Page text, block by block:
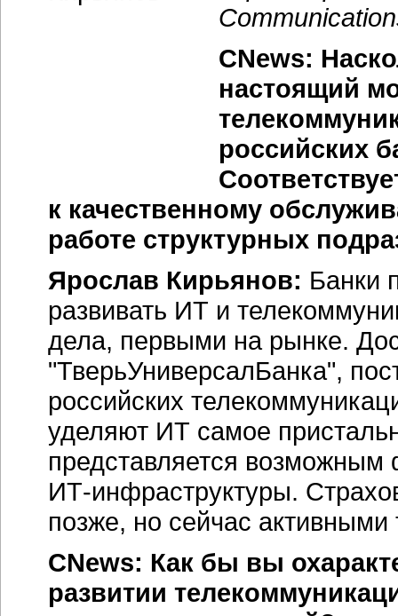
CNews:
настоящий
российских
к качественному
работе структурных
Ярослав Кирьянов: Банки
развивать ИТ и
дела, первыми на рынке.
"ТверьУниверсалБанка",
российских
уделяют ИТ самое
представляется возможным
ИТ-инфраструктуры.
позже, но сейчас
CNews: Как бы вы
развитии